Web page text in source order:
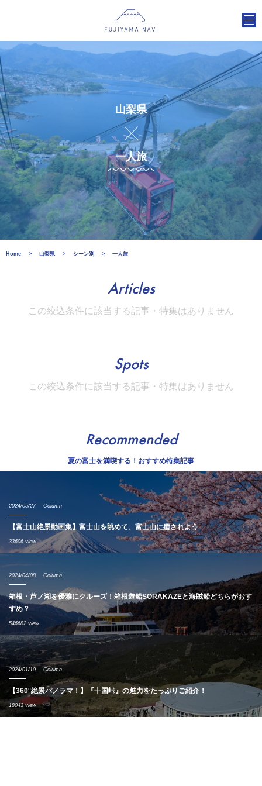
山梨県
一人旅
Home 山梨県 シーン別 一人旅
Articles
この絞込条件に該当する記事・特集はありません
Spots
この絞込条件に該当する記事・特集はありません
Recommended
夏の富士を満喫する！おすすめ特集記事
2024/05/27 Column
【富士山絶景動画集】富士山を眺めて、富士山に癒されよう
33606 view
2024/04/08 Column
箱根・芦ノ湖を優雅にクルーズ！箱根遊船SORAKAZEと海賊船どちらがおす
すめ？
546682 view
2024/01/10 Column
【360°絶景パノラマ！】『十国峠』の魅力をたっぷりご紹介！
18043 view